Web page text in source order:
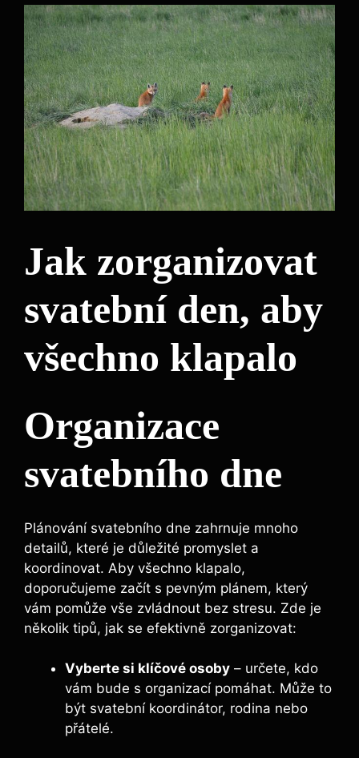
Jak zorganizovat
svatební den, aby
všechno klapalo
Organizace
svatebního dne
Plánování svatebního dne zahrnuje mnoho
detailů, které je důležité promyslet a
koordinovat. Aby všechno klapalo,
doporučujeme začít s pevným plánem, který
‍vám ‍pomůže vše zvládnout bez stresu. Zde je
několik tipů, jak se efektivně zorganizovat:
Vyberte si klíčové osoby – určete, kdo
vám bude​ s organizací ​pomáhat. Může to
být svatební koordinátor, rodina nebo ​
přátelé.